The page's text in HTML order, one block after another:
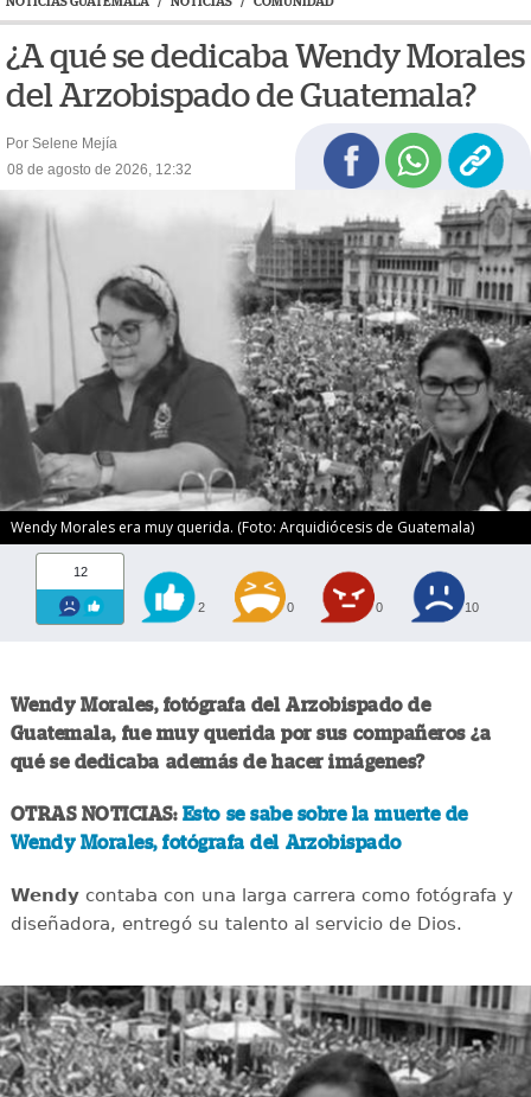
¿A qué se dedicaba Wendy Morales
del Arzobispado de Guatemala?
Por Selene Mejía
08 de agosto de 2026, 12:32
Wendy Morales era muy querida. (Foto: Arquidiócesis de Guatemala)
12
2 0 0 10
Wendy Morales, fotógrafa del Arzobispado de
Guatemala, fue muy querida por sus compañeros ¿a
qué se dedicaba además de hacer imágenes?
OTRAS NOTICIAS: Esto se sabe sobre la muerte de
Wendy Morales, fotógrafa del Arzobispado
Wendycontaba con una larga carrera como fotógrafa y
diseñadora, entregó su talento al servicio de Dios.